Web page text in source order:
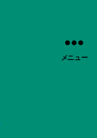
メニュー